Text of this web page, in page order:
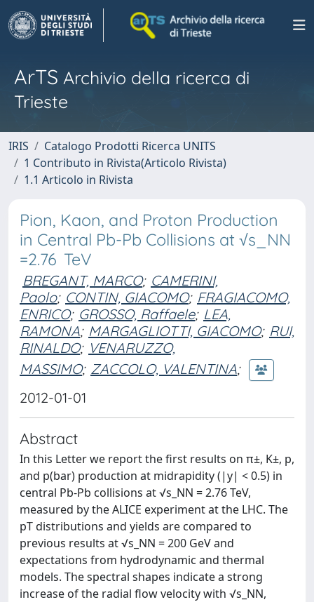
ArTS Archivio della ricerca di
Trieste
IRIS
Catalogo Prodotti Ricerca UNITS
1 Contributo in Rivista(Articolo Rivista)
1.1 Articolo in Rivista
Pion, Kaon, and Proton Production
in Central Pb-Pb Collisions at √s_NN
=2.76 TeV
BREGANT, MARCO; CAMERINI,
Paolo; CONTIN, GIACOMO; FRAGIACOMO,
ENRICO; GROSSO, Raffaele; LEA,
RAMONA; MARGAGLIOTTI, GIACOMO; RUI,
RINALDO; VENARUZZO,
MASSIMO; ZACCOLO, VALENTINA;
2012-01-01
Abstract
In this Letter we report the first results on π±, K±, p,
and p(bar) production at midrapidity (|y| < 0.5) in
central Pb-Pb collisions at √s_NN = 2.76 TeV,
measured by the ALICE experiment at the LHC. The
pT distributions and yields are compared to
previous results at √s_NN = 200 GeV and
expectations from hydrodynamic and thermal
models. The spectral shapes indicate a strong
increase of the radial flow velocity with √s_NN,